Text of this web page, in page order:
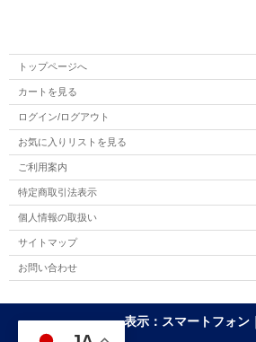
トップページへ
カートを見る
ログイン/ログアウト
お気に入りリストを見る
ご利用案内
特定商取引法表示
個人情報の取扱い
サイトマップ
お問い合わせ
表示：スマートフォン｜